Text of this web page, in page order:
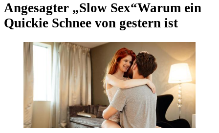
Angesagter „Slow Sex“Warum ein
Quickie Schnee von gestern ist